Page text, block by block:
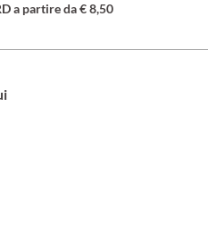
a partire da € 8,50